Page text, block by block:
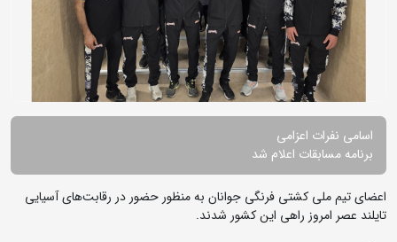
اسامی نفرات اعزامی
برنامه مسابقات اعلام شد
اعضای تیم ملی کشتی فرنگی جوانان به منظور حضور در رقابت‌های آسیایی
تایلند عصر امروز راهی این کشور شدند.